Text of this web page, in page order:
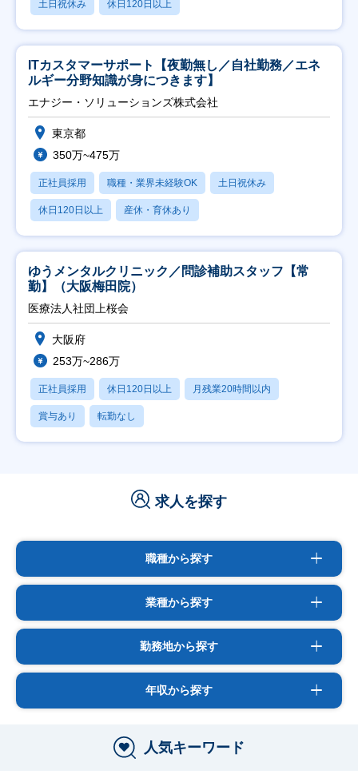
土日祝休み 休日120日以上
ITカスタマーサポート【夜勤無し／自社勤務／エネ
ルギー分野知識が身につきます】
エナジー・ソリューションズ株式会社
東京都
350万~475万
正社員採用 職種・業界未経験OK 土日祝休み
休日120日以上 産休・育休あり
ゆうメンタルクリニック／問診補助スタッフ【常
勤】（大阪梅田院）
医療法人社団上桜会
大阪府
253万~286万
正社員採用 休日120日以上 月残業20時間以内
賞与あり 転勤なし
求人を探す
職種から探す
業種から探す
勤務地から探す
年収から探す
人気キーワード